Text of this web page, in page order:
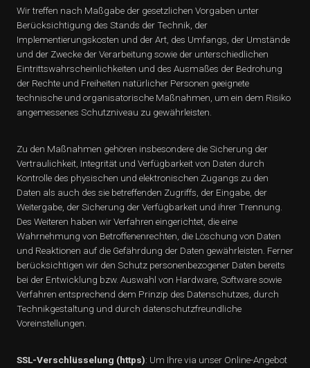
Wir treffen nach Maßgabe der gesetzlichen Vorgaben unter
Berücksichtigung des Stands der Technik, der
Implementierungskosten und der Art, des Umfangs, der Umstände
und der Zwecke der Verarbeitung sowie der unterschiedlichen
Eintrittswahrscheinlichkeiten und des Ausmaßes der Bedrohung
der Rechte und Freiheiten natürlicher Personen geeignete
technische und organisatorische Maßnahmen, um ein dem Risiko
angemessenes Schutzniveau zu gewährleisten.
Zu den Maßnahmen gehören insbesondere die Sicherung der
Vertraulichkeit, Integrität und Verfügbarkeit von Daten durch
Kontrolle des physischen und elektronischen Zugangs zu den
Daten als auch des sie betreffenden Zugriffs, der Eingabe, der
Weitergabe, der Sicherung der Verfügbarkeit und ihrer Trennung.
Des Weiteren haben wir Verfahren eingerichtet, die eine
Wahrnehmung von Betroffenenrechten, die Löschung von Daten
und Reaktionen auf die Gefährdung der Daten gewährleisten. Ferner
berücksichtigen wir den Schutz personenbezogener Daten bereits
bei der Entwicklung bzw. Auswahl von Hardware, Software sowie
Verfahren entsprechend dem Prinzip des Datenschutzes, durch
Technikgestaltung und durch datenschutzfreundliche
Voreinstellungen.
SSL-Verschlüsselung (https): Um Ihre via unser Online-Angebot